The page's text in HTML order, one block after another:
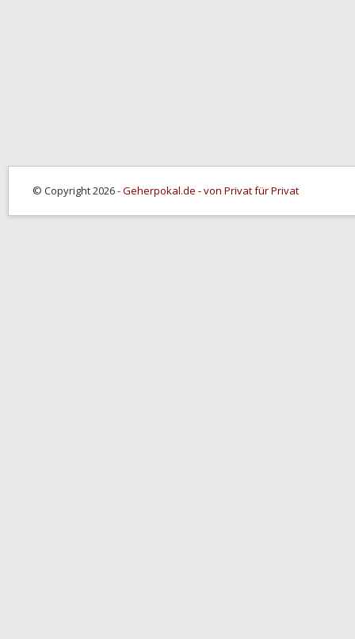
© Copyright 2026 -Geherpokal.de - von Privat für Privat